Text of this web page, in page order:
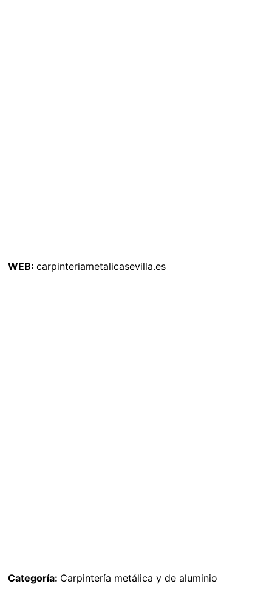
WEB: carpinteriametalicasevilla.es
Categoría: Carpintería metálica y de aluminio